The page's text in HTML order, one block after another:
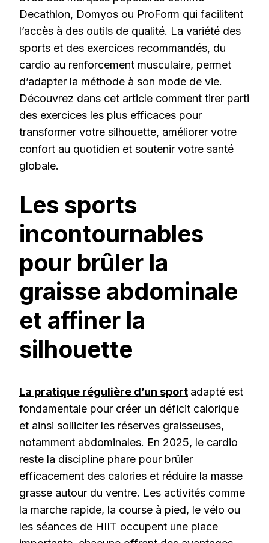
Decathlon, Domyos ou ProForm qui facilitent
l’accès à des outils de qualité. La variété des
sports et des exercices recommandés, du
cardio au renforcement musculaire, permet
d’adapter la méthode à son mode de vie.
Découvrez dans cet article comment tirer parti
des exercices les plus efficaces pour
transformer votre silhouette, améliorer votre
confort au quotidien et soutenir votre santé
globale.
Les sports
incontournables
pour brûler la
graisse abdominale
et affiner la
silhouette
La pratique régulière d’un sport adapté est
fondamentale pour créer un déficit calorique
et ainsi solliciter les réserves graisseuses,
notamment abdominales. En 2025, le cardio
reste la discipline phare pour brûler
efficacement des calories et réduire la masse
grasse autour du ventre. Les activités comme
la marche rapide, la course à pied, le vélo ou
les séances de HIIT occupent une place